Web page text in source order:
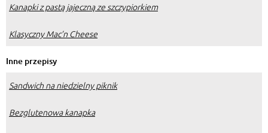
Kanapki z pastą jajeczną ze szczypiorkiem
Klasyczny Mac’n Cheese
Inne przepisy
Sandwich na niedzielny piknik
Bezglutenowa kanapka